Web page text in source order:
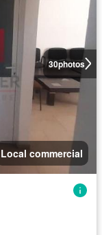
30photos
Local commercial